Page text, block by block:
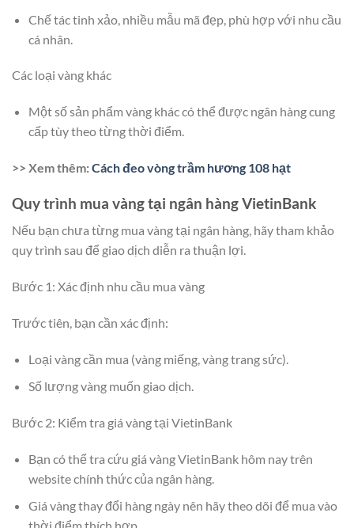
Chế tác tinh xảo, nhiều mẫu mã đẹp, phù hợp với nhu cầu
cá nhân.
Các loại vàng khác
Một số sản phẩm vàng khác có thể được ngân hàng cung
cấp tùy theo từng thời điểm.
>> Xem thêm:Cách đeo vòng trầm hương 108 hạt
Quy trình mua vàng tại ngân hàng VietinBank
Nếu bạn chưa từng mua vàng tại ngân hàng, hãy tham khảo
quy trình sau để giao dịch diễn ra thuận lợi.
Bước 1: Xác định nhu cầu mua vàng
Trước tiên, bạn cần xác định:
Loại vàng cần mua (vàng miếng, vàng trang sức).
Số lượng vàng muốn giao dịch.
Bước 2: Kiểm tra giá vàng tại VietinBank
Bạn có thể tra cứu giá vàng VietinBank hôm nay trên
website chính thức của ngân hàng.
Giá vàng thay đổi hàng ngày nên hãy theo dõi để mua vào